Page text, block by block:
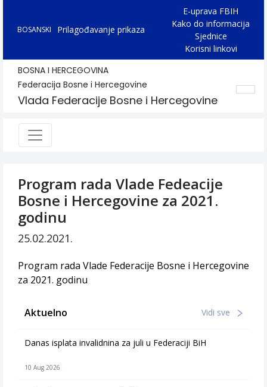
BOSANSKI Prilagođavanje prikaza
E-uprava FBIH
Kako do informacija
Sjednice
Korisni linkovi
BOSNA I HERCEGOVINA
Federacija Bosne i Hercegovine
Vlada Federacije Bosne i Hercegovine
Program rada Vlade Fedeacije
Bosne i Hercegovine za 2021.
godinu
25.02.2021.
Program rada Vlade Federacije Bosne i Hercegovine
za 2021. godinu
Aktuelno Vidi sve
Danas isplata invalidnina za juli u Federaciji BiH
10 Aug 2026